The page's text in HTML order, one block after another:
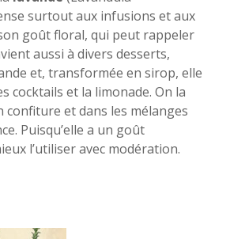
surtout aux infusions et aux
goût floral, qui peut rappeler
aussi à divers desserts,
et, transformée en sirop, elle
cocktails et la limonade. On la
et dans les mélanges
Puisqu’elle a un goût
l’utiliser avec modération.